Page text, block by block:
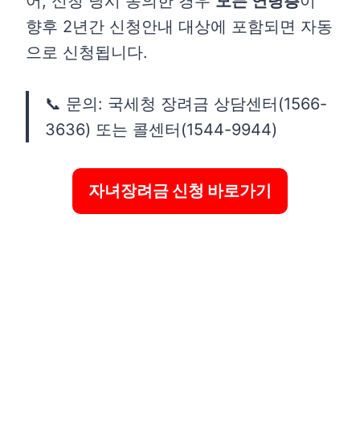
향후 2년간 신청안내 대상에 포함되면 자동
으로 신청됩니다.
📞 문의: 국세청 장려금 상담센터(1566-
3636) 또는 콜센터(1544-9944)
자녀장려금 신청 바로가기